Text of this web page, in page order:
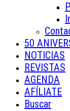
50
NOTICIAS
REVISTAS
AGENDA
AFÍLIATE
Buscar